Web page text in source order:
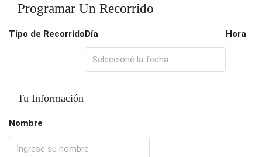
Programar Un Recorrido
Tipo de RecorridoDía Hora
Tu Información
Nombre